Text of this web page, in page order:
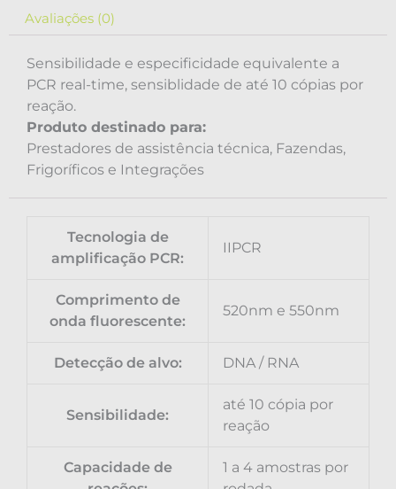
Avaliações (0)
Sensibilidade e especificidade equivalente a
PCR real-time, sensiblidade de até 10 cópias por
reação.
Produto destinado para:
Prestadores de assistência técnica, Fazendas,
Frigoríficos e Integrações
Tecnologia de
amplificação PCR:
IIPCR
Comprimento de
onda fluorescente:
520nm e 550nm
Detecção de alvo: DNA / RNA
Sensibilidade:
até 10 cópia por
reação
Capacidade de
1 a 4 amostras por